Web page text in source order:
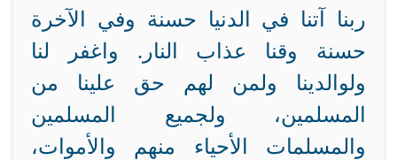
ربنا آتنا في الدنيا حسنة وفي الآخرة
حسنة وقنا عذاب النار. واغفر لنا
ولوالدينا ولمن لهم حق علينا من
المسلمين، ولجميع المسلمين
والمسلمات الأحياء منهم والأموات،